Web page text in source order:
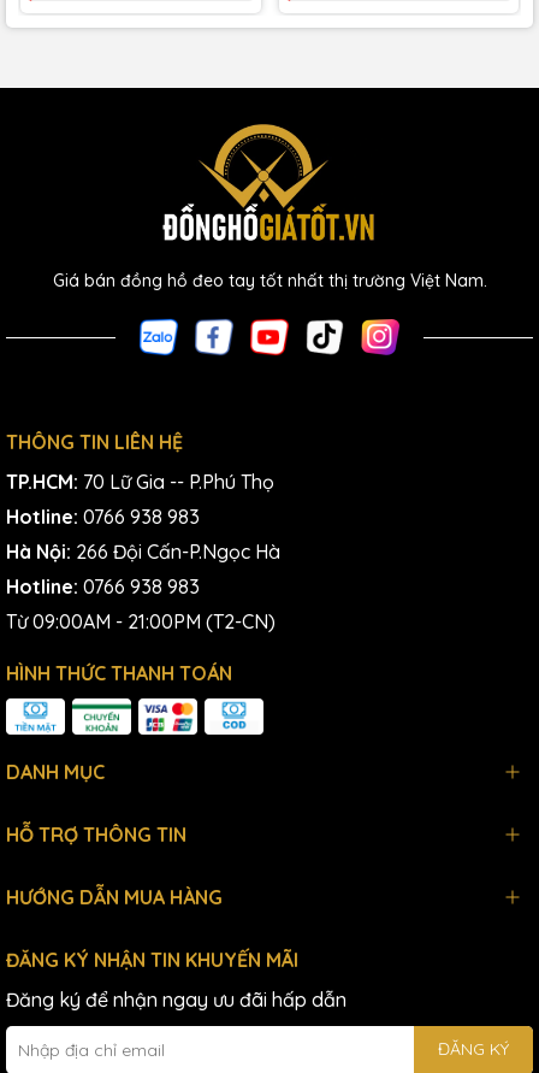
Giá bán đồng hồ đeo tay tốt nhất thị trường Việt Nam.
THÔNG TIN LIÊN HỆ
TP.HCM: 70 Lữ Gia -- P.Phú Thọ
Hotline: 0766 938 983
Hà Nội: 266 Đội Cấn-P.Ngọc Hà
Hotline: 0766 938 983
Từ 09:00AM - 21:00PM (T2-CN)
HÌNH THỨC THANH TOÁN
DANH MỤC
HỖ TRỢ THÔNG TIN
HƯỚNG DẪN MUA HÀNG
ĐĂNG KÝ NHẬN TIN KHUYẾN MÃI
Đăng ký để nhận ngay ưu đãi hấp dẫn
ĐĂNG KÝ